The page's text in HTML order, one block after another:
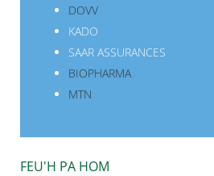
DOVV
KADO
SAAR ASSURANCES
BIOPHARMA
MTN
FEU'H PA HOM